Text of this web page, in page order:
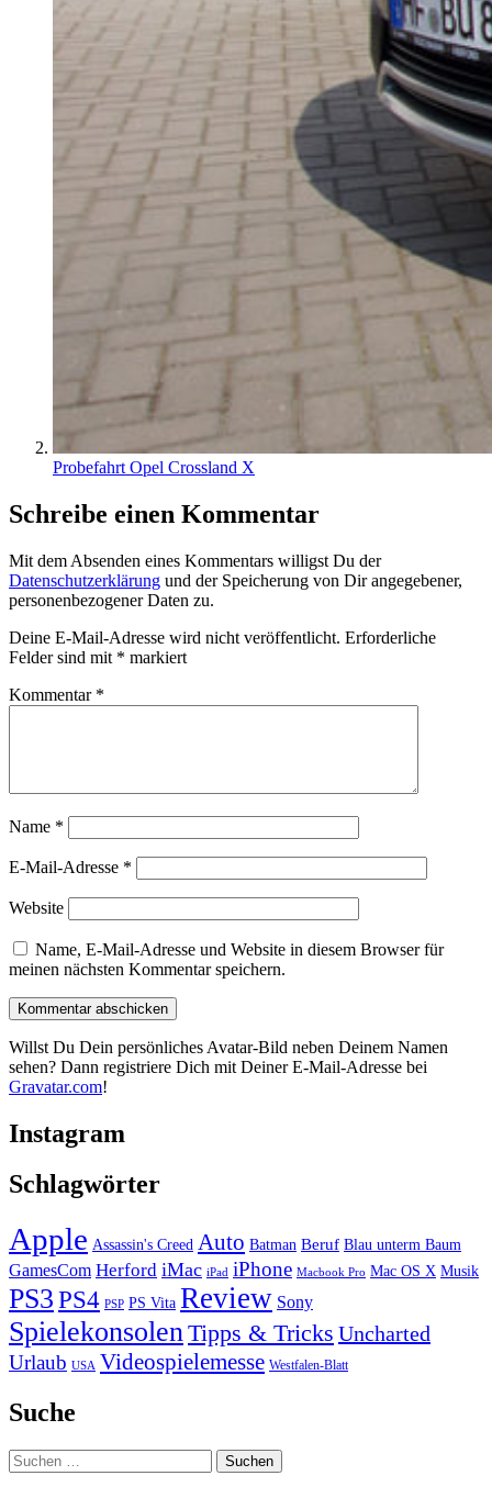
Probefahrt Opel Crossland X
Schreibe einen Kommentar
Mit dem Absenden eines Kommentars willigst Du der
Datenschutzerklärung und der Speicherung von Dir angegebener,
personenbezogener Daten zu.
Deine E-Mail-Adresse wird nicht veröffentlicht. Erforderliche
Felder sind mit * markiert
Kommentar *
Name *
E-Mail-Adresse *
Website
Name, E-Mail-Adresse und Website in diesem Browser für
meinen nächsten Kommentar speichern.
Willst Du Dein persönliches Avatar-Bild neben Deinem Namen
sehen? Dann registriere Dich mit Deiner E-Mail-Adresse bei
Gravatar.com!
Instagram
Schlagwörter
Apple Assassin's Creed Auto Batman Beruf Blau unterm Baum
GamesCom Herford iMac iPad iPhone Macbook Pro Mac OS X Musik
PS3PS4 PSP PS Vita Review Sony
SpielekonsolenTipps & Tricks Uncharted
Urlaub USA Videospielemesse Westfalen-Blatt
Suche
Suchen
nach: